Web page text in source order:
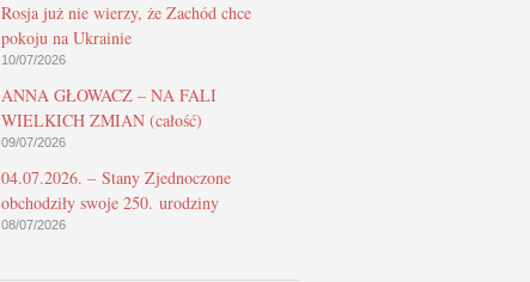
Rosja już nie wierzy, że Zachód chce
pokoju na Ukrainie
10/07/2026
ANNA GŁOWACZ – NA FALI
WIELKICH ZMIAN (całość)
09/07/2026
04.07.2026. – Stany Zjednoczone
obchodziły swoje 250. urodziny
08/07/2026